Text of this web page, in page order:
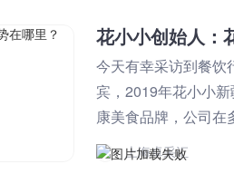
花小小创始人：
今天有幸采访到餐饮
宾，2019年花小小
康美食品牌，公司在
者的一致认可，在餐
上海卓采汇